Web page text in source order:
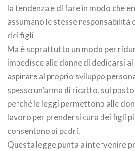
la tendenza e di fare in modo che
assumano le stesse responsabilità
dei figli.
Ma è soprattutto un modo per
impedisce alle donne di dedicarsi
aspirare al proprio sviluppo
spesso un’arma di ricatto, sul
perché le leggi permettono alle
lavoro per prendersi cura dei figli
consentano ai padri.
Questa legge punta a intervenire